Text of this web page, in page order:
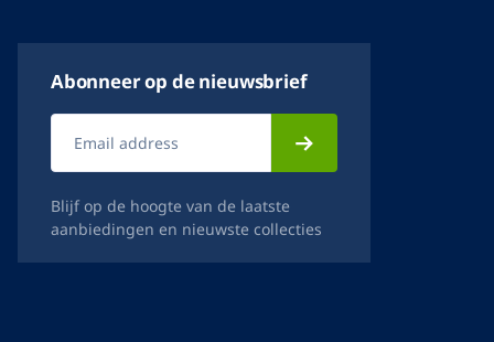
Abonneer op de nieuwsbrief
Blijf op de hoogte van de laatste
aanbiedingen en nieuwste collecties